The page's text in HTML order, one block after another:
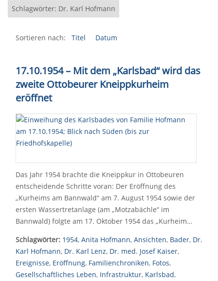
Schlagwörter: Dr. Karl Hofmann
Sortieren nach: Titel Datum
17.10.1954 – Mit dem „Karlsbad“ wird das
zweite Ottobeurer Kneippkurheim
eröffnet
Das Jahr 1954 brachte die Kneippkur in Ottobeuren
entscheidende Schritte voran: Der Eröffnung des
„Kurheims am Bannwald“ am 7. August 1954 sowie der
ersten Wassertretanlage (am „Motzabächle“ im
Bannwald) folgte am 17. Oktober 1954 das „Kurheim…
Schlagwörter: 1954, Anita Hofmann, Ansichten, Bader, Dr.
Karl Hofmann, Dr. Karl Lenz, Dr. med. Josef Kaiser,
Ereignisse, Eröffnung, Familienchroniken, Fotos,
Gesellschaftliches Leben, Infrastruktur, Karlsbad,